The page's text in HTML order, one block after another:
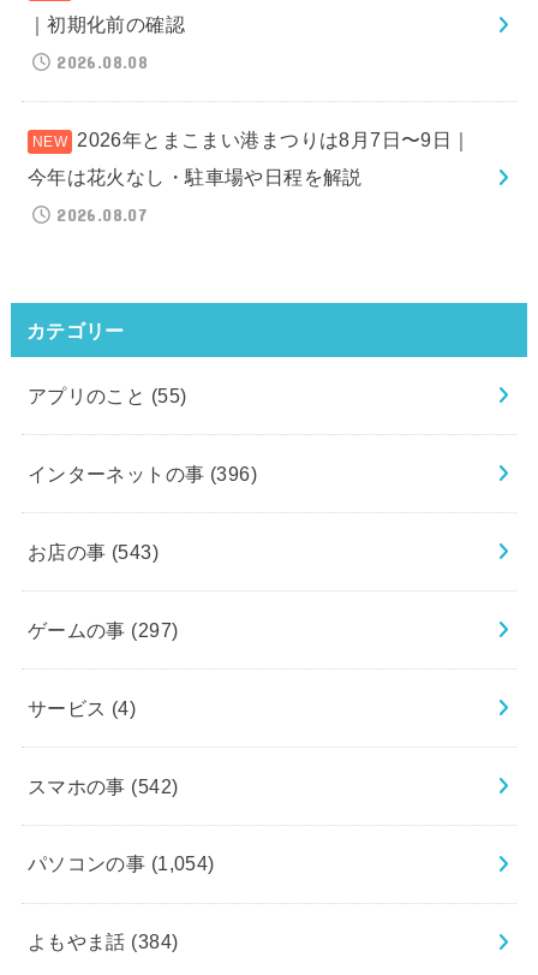
｜初期化前の確認
2026.08.08
2026年とまこまい港まつりは8月7日〜9日｜
今年は花火なし・駐車場や日程を解説
2026.08.07
カテゴリー
アプリのこと (55)
インターネットの事 (396)
お店の事 (543)
ゲームの事 (297)
サービス (4)
スマホの事 (542)
パソコンの事 (1,054)
よもやま話 (384)